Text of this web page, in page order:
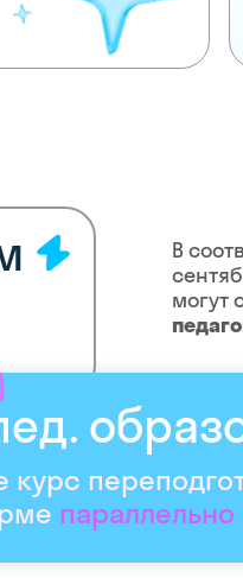
В
могут
курс